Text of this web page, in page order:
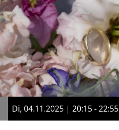
Di, 04.11.2025 | 20:15 - 22:55